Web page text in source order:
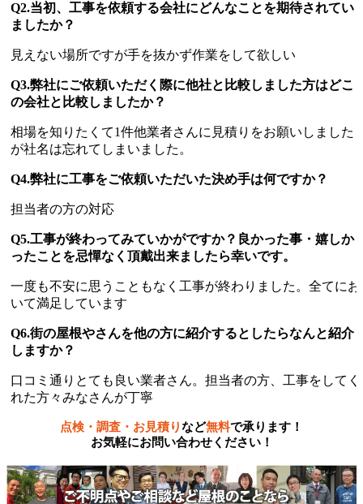
Q2.当初、工事を依頼する会社にどんなことを期待されてい
ましたか？
見えない場所ですが手を抜かず作業をして欲しい
Q3.弊社にご依頼いただく際に他社と比較しました方はどこ
の会社と比較しましたか？
相場を知りたくて1件他業者さんに見積りをお願いしました
が社名は忘れてしまいました。
Q4.弊社に工事をご依頼いただいた決め手は何ですか？
担当者の方の対応
Q5.工事が終わってみていかがですか？良かった事・嬉しか
ったことを忌憚なく頂戴出来ましたら幸いです。
一度も不安に思うこともなく工事が終わりました。全てにお
いて満足しています
Q6.街の屋根やさんを他の方に紹介するとしたらなんと紹介
しますか？
口コミ通りとても良い業者さん。担当者の方、工事をしてく
れた方々みなさんが丁寧
点検・調査・お見積りなど無料で承ります！
お気軽にお問い合わせください！